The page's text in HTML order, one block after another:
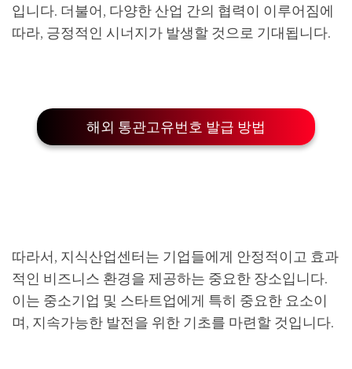
입니다. 더불어, 다양한 산업 간의 협력이 이루어짐에
따라, 긍정적인 시너지가 발생할 것으로 기대됩니다.
해외 통관고유번호 발급 방법
따라서, 지식산업센터는 기업들에게 안정적이고 효과
적인 비즈니스 환경을 제공하는 중요한 장소입니다.
이는 중소기업 및 스타트업에게 특히 중요한 요소이
며, 지속가능한 발전을 위한 기초를 마련할 것입니다.